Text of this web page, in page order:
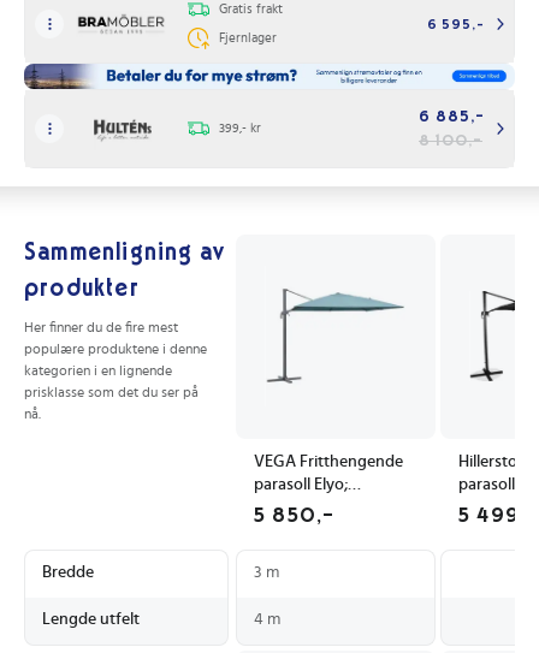
Gratis frakt
Fjernlager
6 595,-
399,- kr
6 885,-
8 100,-
Sammenligning av
produkter
Her finner du de fire mest
populære produktene i denne
kategorien i en lignende
prisklasse som det du ser på
nå.
VEGA Fritthengende
parasoll Elyo;
300x400x275 cm
LxBxH; Turkis;
5 850,-
Hillerstorp
parasoll
5 499,-
Bredde 3 m
Lengde utfelt 4 m